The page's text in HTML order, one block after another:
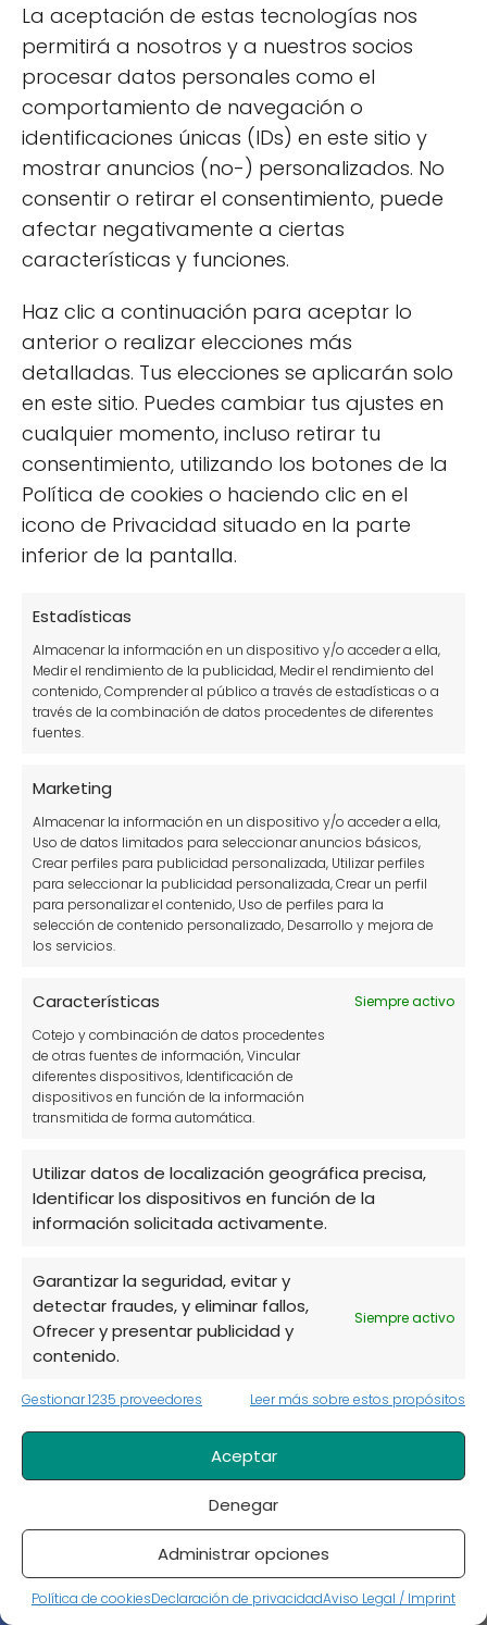
La aceptación de estas tecnologías nos
permitirá a nosotros y a nuestros socios
procesar datos personales como el
comportamiento de navegación o
identificaciones únicas (IDs) en este sitio y
mostrar anuncios (no-) personalizados. No
consentir o retirar el consentimiento, puede
afectar negativamente a ciertas
características y funciones.
Haz clic a continuación para aceptar lo
anterior o realizar elecciones más
detalladas. Tus elecciones se aplicarán solo
en este sitio. Puedes cambiar tus ajustes en
cualquier momento, incluso retirar tu
consentimiento, utilizando los botones de la
Política de cookies o haciendo clic en el
icono de Privacidad situado en la parte
inferior de la pantalla.
Estadísticas
Almacenar la información en un dispositivo y/o acceder a ella,
Medir el rendimiento de la publicidad, Medir el rendimiento del
contenido, Comprender al público a través de estadísticas o a
través de la combinación de datos procedentes de diferentes
fuentes.
Marketing
Almacenar la información en un dispositivo y/o acceder a ella,
Uso de datos limitados para seleccionar anuncios básicos,
Crear perfiles para publicidad personalizada, Utilizar perfiles
para seleccionar la publicidad personalizada, Crear un perfil
para personalizar el contenido, Uso de perfiles para la
selección de contenido personalizado, Desarrollo y mejora de
los servicios.
Características
Siempre activo
Cotejo y combinación de datos procedentes
de otras fuentes de información, Vincular
diferentes dispositivos, Identificación de
dispositivos en función de la información
transmitida de forma automática.
Utilizar datos de localización geográfica precisa,
Identificar los dispositivos en función de la
información solicitada activamente.
Garantizar la seguridad, evitar y
detectar fraudes, y eliminar fallos,
Ofrecer y presentar publicidad y
contenido.
Siempre activo
Gestionar 1235 proveedores Leer más sobre estos propósitos
Aceptar
Denegar
Administrar opciones
Política de cookiesDeclaración de privacidadAviso Legal / Imprint
Huerto hidropónico: guía completa
para principiantes
Deja una respuesta
★
★
Tu puntuación:Útil
11 beneficios de tener un huerto y disfrutar de él
Plantas en agua sin tierra: guía de cultivo y
11 cultivos hidropónicos perfectos para tu huerto
basado en la hidroponía
Tomate azul o tomate morado: características y